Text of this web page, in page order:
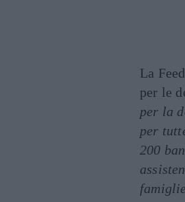
La
per le
per la
per
200